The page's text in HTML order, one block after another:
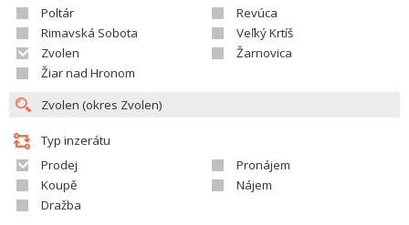
Poltár
Revúca
Rimavská Sobota
Veľký Krtíš
Zvolen
Žarnovica
Žiar nad Hronom
Typ inzerátu
Prodej
Pronájem
Koupě
Nájem
Dražba